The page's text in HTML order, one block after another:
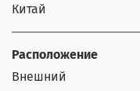
Китай
Расположение
Внешний